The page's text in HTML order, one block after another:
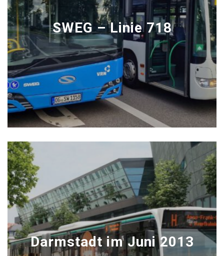
SWEG – Linie 718
Darmstadt im Juni 2013